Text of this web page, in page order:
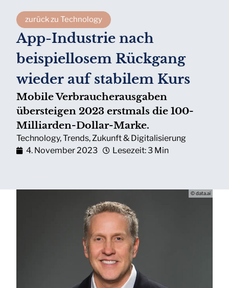
zurück zu Technology
App-Industrie nach
beispiellosem Rückgang
wieder auf stabilem Kurs
Mobile Verbraucherausgaben
übersteigen 2023 erstmals die 100-
Milliarden-Dollar-Marke.
Technology,Trends,Zukunft & Digitalisierung
4. November 2023
Lesezeit: 3 Min
© data.ai